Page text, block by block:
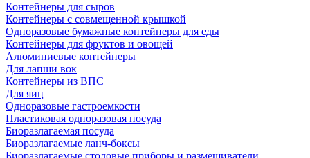
Контейнеры для сыров
Контейнеры с совмещенной крышкой
Одноразовые бумажные контейнеры для еды
Контейнеры для фруктов и овощей
Алюминиевые контейнеры
Для лапши вок
Контейнеры из ВПС
Для яиц
Одноразовые гастроемкости
Пластиковая одноразовая посуда
Биоразлагаемая посуда
Биоразлагаемые ланч-боксы
Биоразлагаемые столовые приборы и размешиватели